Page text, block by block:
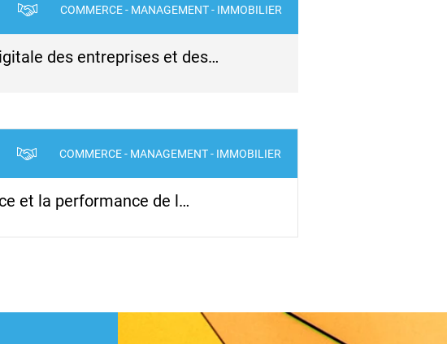
COMMERCE - MANAGEMENT - IMMOBILIER
des entreprises et des…
COMMERCE - MANAGEMENT - IMMOBILIER
et la performance de l…